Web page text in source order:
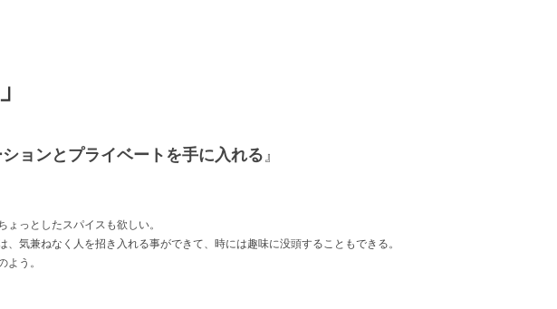
ョンとプライベートを手に入れる』
ょっとしたスパイスも欲しい。
、気兼ねなく人を招き入れる事ができて、時には趣味に没頭することもできる。
よう。